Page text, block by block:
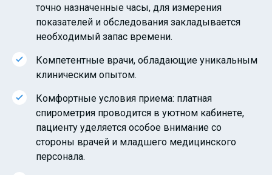
точно назначенные часы, для измерения
показателей и обследования закладывается
необходимый запас времени.
Компетентные врачи, обладающие уникальным
клиническим опытом.
Комфортные условия приема: платная
спирометрия проводится в уютном кабинете,
пациенту уделяется особое внимание со
стороны врачей и младшего медицинского
персонала.